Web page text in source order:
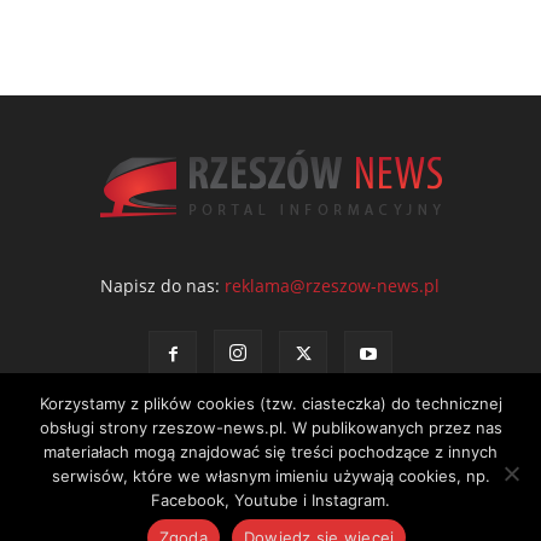
Napisz do nas: reklama@rzeszow-news.pl
Kontakt Polityka prywatności Regulamin portalu
© NEWS Sp. z o.o. - wydawca portalu Rzeszów News. Wszystkie prawa
Korzystamy z plików cookies (tzw. ciasteczka) do technicznej
obsługi strony rzeszow-news.pl. W publikowanych przez nas
materiałach mogą znajdować się treści pochodzące z innych
serwisów, które we własnym imieniu używają cookies, np.
Facebook, Youtube i Instagram.
Zgoda
Dowiedz się więcej